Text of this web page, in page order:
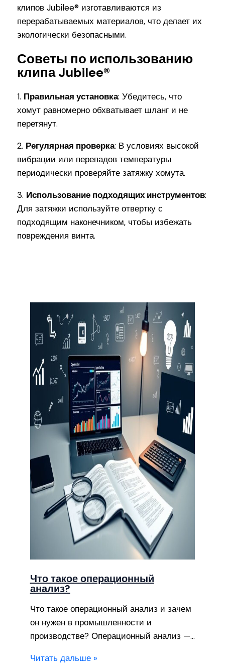
клипов Jubilee® изготавливаются из
перерабатываемых материалов, что делает их
экологически безопасными.
Советы по использованию
клипа Jubilee®
1. Правильная установка: Убедитесь, что
хомут равномерно обхватывает шланг и не
перетянут.
2. Регулярная проверка: В условиях высокой
вибрации или перепадов температуры
периодически проверяйте затяжку хомута.
3. Использование подходящих инструментов:
Для затяжки используйте отвертку с
подходящим наконечником, чтобы избежать
повреждения винта.
Что такое операционный
анализ?
Что такое операционный анализ и зачем
он нужен в промышленности и
производстве? Операционный анализ —…
Читать дальше »